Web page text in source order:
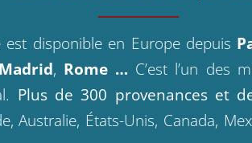
disponible en Europe depuis
Madrid, Rome … C’est l’un des
Plus de 300 provenances et
Australie, États-Unis, Canada,